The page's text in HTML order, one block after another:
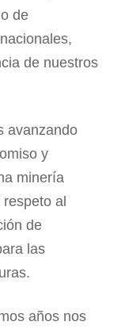
de
de nuestros
avanzando
y
minería
al
de
las
años nos